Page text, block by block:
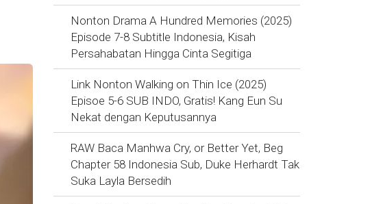
Nonton Drama A Hundred Memories (2025)
Episode 7-8 Subtitle Indonesia, Kisah
Persahabatan Hingga Cinta Segitiga
Link Nonton Walking on Thin Ice (2025)
Episoe 5-6 SUB INDO, Gratis! Kang Eun Su
Nekat dengan Keputusannya
RAW Baca Manhwa Cry, or Better Yet, Beg
Chapter 58 Indonesia Sub, Duke Herhardt Tak
Suka Layla Bersedih